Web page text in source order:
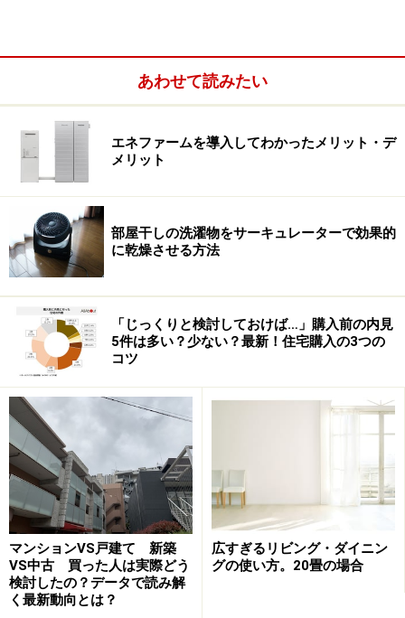
多くの墓参が可能～八坂神社周辺
歴史に残る人物の墓参りを毎日したい、しかもいろんな
人のお墓に行きたい。そんな方は東山連峰の麓、八坂神
社界隈がGoodです。
京都市営地下鉄東西線「東山」駅の近くには三日天下の
明智光秀（明智光秀首塚）。
には日本人初のノー
ベル賞、湯川秀樹。平氏は平清盛、源氏は木曽義仲。昨
今、終わりを知らぬ大ブームの坂本龍馬の墓もありま
す。
家を買うときには飛び降りたくなる「清水の舞台」で有
名な清水寺も周辺にあり休日には観光客でごった返すエ
リアですが、静かに眠る人が沢山いらっしゃることがよ
あわせて読みたい
エネファームを導入してわかったメリット・デ
メリット
部屋干しの洗濯物をサーキュレーターで効果的
に乾燥させる方法
「じっくりと検討しておけば…」購入前の内見
5件は多い？少ない？最新！住宅購入の3つの
コツ
マンションVS戸建て 新築
VS中古 買った人は実際どう
検討したの？データで読み解
く最新動向とは？
広すぎるリビング・ダイニン
グの使い方。20畳の場合